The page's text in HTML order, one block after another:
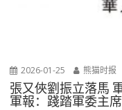
2026-01-25 熊猫时报
張又俠劉振立落馬
軍報：踐踏軍委主